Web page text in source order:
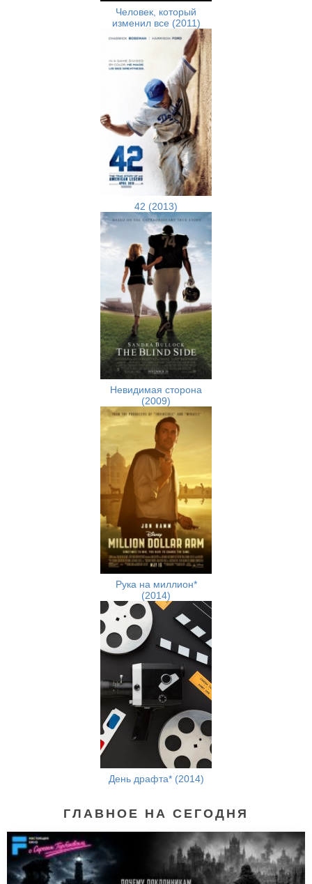
Человек, который
изменил все (2011)
42 (2013)
Невидимая сторона
(2009)
Рука на миллион*
(2014)
День драфта* (2014)
ГЛАВНОЕ НА СЕГОДНЯ